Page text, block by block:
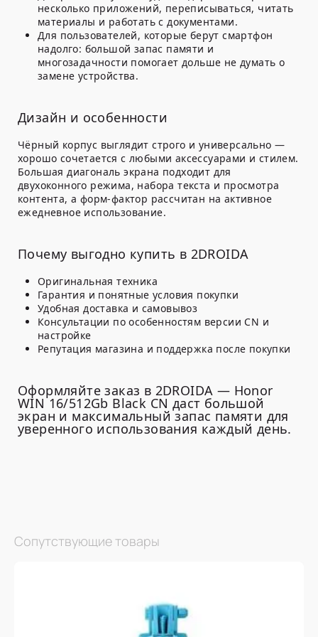
несколько приложений, переписываться, читать
материалы и работать с документами.
Для пользователей, которые берут смартфон
надолго: большой запас памяти и
многозадачности помогает дольше не думать о
замене устройства.
Дизайн и особенности
Чёрный корпус выглядит строго и универсально —
хорошо сочетается с любыми аксессуарами и стилем.
Большая диагональ экрана подходит для
двухоконного режима, набора текста и просмотра
контента, а форм-фактор рассчитан на активное
ежедневное использование.
Почему выгодно купить в 2DROIDA
Оригинальная техника
Гарантия и понятные условия покупки
Удобная доставка и самовывоз
Консультации по особенностям версии CN и
настройке
Репутация магазина и поддержка после покупки
Оформляйте заказ в 2DROIDA — Honor
WIN 16/512Gb Black CN даст большой
экран и максимальный запас памяти для
уверенного использования каждый день.
Сопутствующие товары